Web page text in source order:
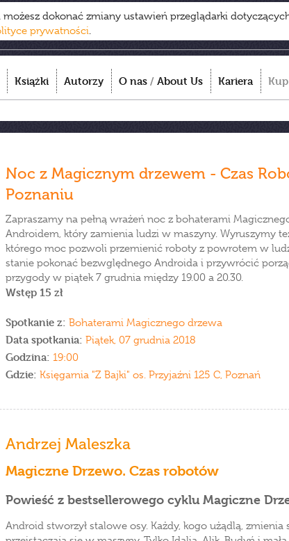
dokonać zmiany ustawień przeglądarki
prywatności.
Książki Autorzy O nas / About Us Kariera
Noc z Magicznym drzewem - Czas
Poznaniu
Zapraszamy na pełną wrażeń noc z bohaterami
Androidem, który zamienia ludzi w maszyny. Wyruszymy
którego moc pozwoli przemienić roboty z powrotem w
stanie pokonać bezwględnego Androida i przywrócić
przygody w piątek 7 grudnia między 19.00 a 20.30.
Wstęp 15 zł
Spotkanie z: Bohaterami Magicznego drzewa
Data spotkania: Piątek, 07 grudnia 2018
Godzina: 19:00
Gdzie: Księgarnia "Z Bajki" os. Przyjaźni 125 C, Poznań
Andrzej Maleszka
Magiczne Drzewo. Czas robotów
Powieść z bestsellerowego cyklu Magiczne
Android stworzył stalowe osy. Każdy, kogo użądlą,